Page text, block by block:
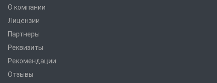
О компании
Лицензии
Партнеры
Реквизиты
Рекомендации
Отзывы